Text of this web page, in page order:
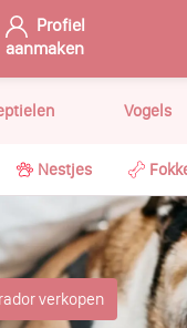
Profiel
aanmaken
Vogels
Nestjes
verkopen